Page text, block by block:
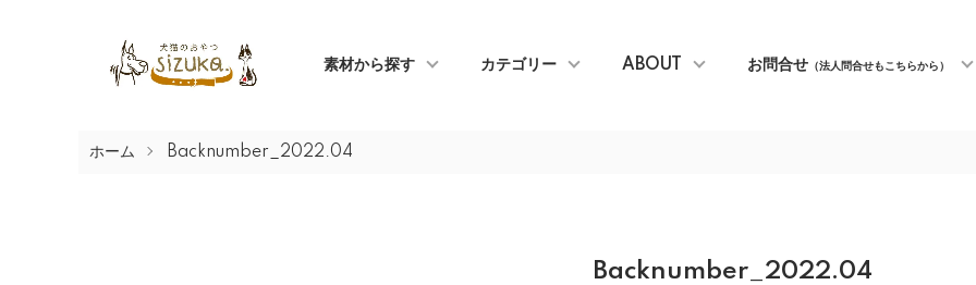
素材から探す カテゴリー ABOUT お問合せ （法人問合せもこちらから）
ホーム Backnumber_2022.04
Backnumber_2022.04